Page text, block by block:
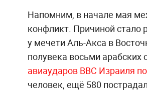
Напомним, в начале мая
конфликт. Причиной стало
у мечети Аль-Акса в
полувека восьми
авиаударов ВВС Израиля
человек, ещё 580